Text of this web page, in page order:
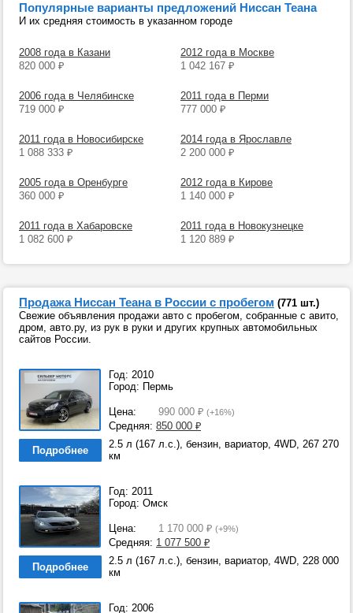
Популярные варианты предложений Ниссан Теана
И их средняя стоимость в указанном городе
2008 года в Казани
820 000 ₽
2012 года в Москве
1 042 167 ₽
2006 года в Челябинске
719 000 ₽
2011 года в Перми
777 000 ₽
2011 года в Новосибирске
1 088 333 ₽
2014 года в Ярославле
2 200 000 ₽
2005 года в Оренбурге
360 000 ₽
2012 года в Кирове
1 140 000 ₽
2011 года в Хабаровске
1 082 600 ₽
2011 года в Новокузнецке
1 120 889 ₽
Продажа Ниссан Теана в России с пробегом (771 шт.)
Свежие объявления продажи авто с пробегом, собранные с авито,
дром, авто.ру, из рук в руки и других крупных автомобильных
сайтов России.
Год: 2010
Город: Пермь
Цена: 990 000 ₽ (+16%)
Средняя: 850 000 ₽
Подробнее
2.5 л (167 л.с.), бензин, вариатор, 4WD, 267 270
км
Год: 2011
Город: Омск
Цена: 1 170 000 ₽ (+9%)
Средняя: 1 077 500 ₽
Подробнее
2.5 л (167 л.с.), бензин, вариатор, 4WD, 228 000
км
Год: 2006